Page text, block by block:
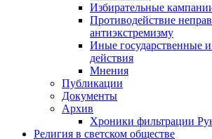
Избирательные
Противодействие
антиэкстремизму
Иные государственные
действия
Мнения
Публикации
Документы
Архив
Хроники фильтрации
Религия в светском обществе